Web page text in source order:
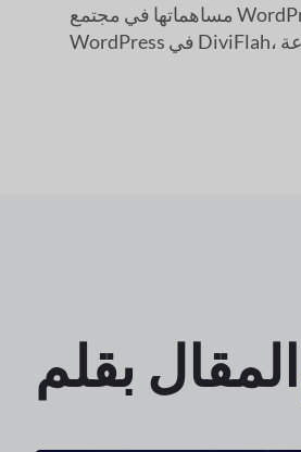
مساهماتها في مجتمع WordPress، حصلت على مكانة بين أفضل 170+ مؤثر
المقال بقلم